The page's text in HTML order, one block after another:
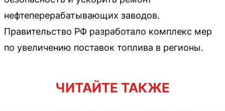
нефтеперерабатывающих заводов.
Правительство РФ разработало комплекс мер
по увеличению поставок топлива в регионы.
ЧИТАЙТЕ ТАКЖЕ